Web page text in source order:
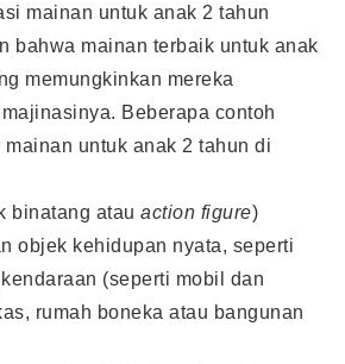
mainan untuk anak 2 tahun
bahwa mainan terbaik untuk anak
memungkinkan mereka
Beberapa contoh
untuk anak 2 tahun di
binatang atau action figure)
objek kehidupan nyata, seperti
(seperti mobil dan
rumah boneka atau bangunan